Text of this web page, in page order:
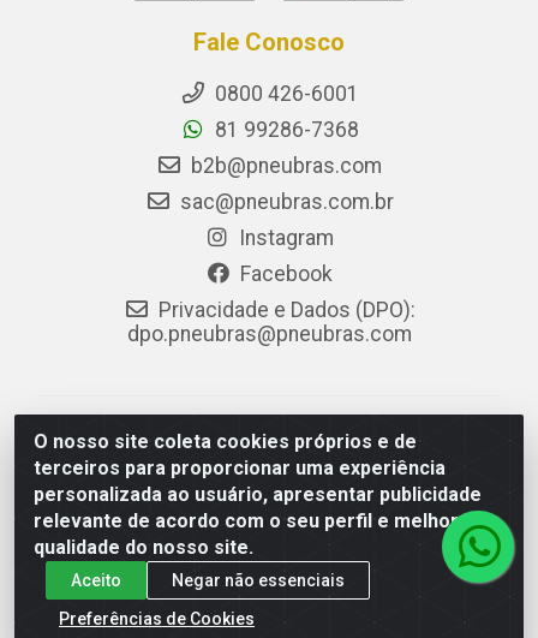
O nosso site coleta cookies próprios e de
terceiros para proporcionar uma experiência
personalizada ao usuário, apresentar publicidade
relevante de acordo com o seu perfil e melhorar a
qualidade do nosso site.
Aceito
Negar não essenciais
Preferências de Cookies
Fale Conosco
0800 426-6001
81 99286-7368
b2b@pneubras.com
sac@pneubras.com.br
Instagram
Facebook
Privacidade e Dados (DPO):
dpo.pneubras@pneubras.com
PneuBras - Rodovia BR-101, KM 82 - Prazeres,
Jaboatão dos Guararapes/PE - CEP 54.335-000 - CNPJ
08.678.386/0001-05 - Pneubras Comércio de Pneus
Ltda